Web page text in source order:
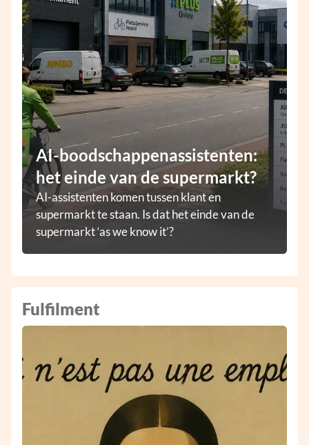
AI-boodschappenassistenten:
het einde van de supermarkt?
AI-assistenten komen tussen klant en
supermarkt te staan. Is dat het einde van de
supermarkt ‘as we know it’?
Fulfilment